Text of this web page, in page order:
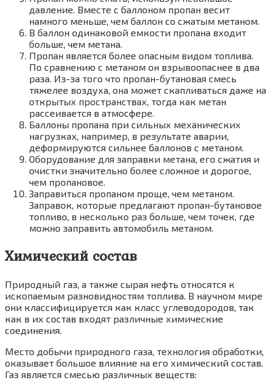
давление. Вместе с баллоном пропан весит
намного меньше, чем баллон со сжатым метаном.
В баллон одинаковой емкости пропана входит
больше, чем метана.
Пропан является более опасным видом топлива.
По сравнению с метаном он взрывоопаснее в два
раза. Из-за того что пропан-бутановая смесь
тяжелее воздуха, она может скапливаться даже на
открытых пространствах, тогда как метан
рассеивается в атмосфере.
Баллоны пропана при сильных механических
нагрузках, например, в результате аварии,
деформируются сильнее баллонов с метаном.
Оборудование для заправки метана, его сжатия и
очистки значительно более сложное и дорогое,
чем пропановое.
Заправиться пропаном проще, чем метаном.
Заправок, которые предлагают пропан-бутановое
топливо, в несколько раз больше, чем точек, где
можно заправить автомобиль метаном.
Химический состав
Природный газ, а также сырая нефть относятся к
ископаемым разновидностям топлива. В научном мире
они классифицируется как класс углеводородов, так
как в их состав входят различные химические
соединения.
Место добычи природного газа, технология обработки,
оказывает большое влияние на его химический состав.
Газ является смесью различных веществ: